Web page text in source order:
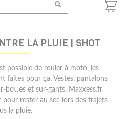
LA PLUIE | SHOT
possible de rouler à moto, les
faîtes pour ça. Vestes, pantalons
bottes et sur-gants, Maxxess.fr
rester au sec lors des trajets
la pluie.